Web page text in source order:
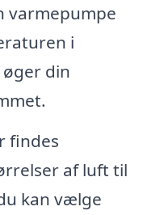
varmepumpe
i
din
findes
af luft til
kan vælge